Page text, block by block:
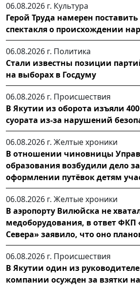
06.08.2026 г. Культура
Герой Труда намерен
спектакля о происхождении
06.08.2026 г. Политика
Стали известны позиции
на выборах в Госдуму
06.08.2026 г. Происшествия
В Якутии из оборота изъяли
суората из-за нарушений
06.08.2026 г. Желтые хроники
В отношении чиновницы
образования возбудили дело
оформлении путёвок детям
06.08.2026 г. Желтые хроники
В аэропорту Вилюйска не
медоборудования, в ответ ФКП
Севера» заявило, что оно
06.08.2026 г. Происшествия
В Якутии один из
компании осужден за взятки